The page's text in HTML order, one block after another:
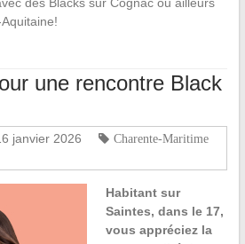
une rencontre Black
janvier 2026
Charente-Maritime
Habitant sur
Saintes, dans le 17,
vous appréciez la